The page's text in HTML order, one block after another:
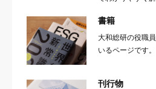
書籍
大和総研の役職
いるページです。
刊行物